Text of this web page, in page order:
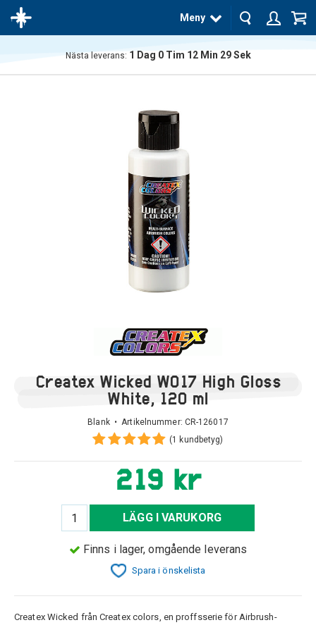
Meny
Nästa leverans: 1 Dag 0Tim 12Min 28Sek
Createx Wicked W017 High Gloss
White, 120 ml
Blank • Artikelnummer: CR-126017
(1 kundbetyg)
219 kr
LÄGG I VARUKORG
Finns i lager, omgående leverans
Spara i önskelista
Createx Wicked från Createx colors, en proffsserie för Airbrush-